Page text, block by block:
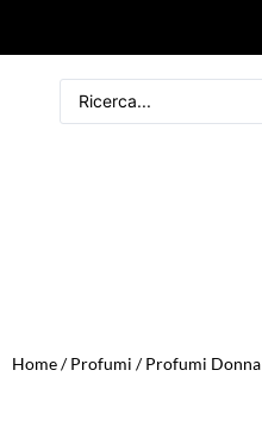
Home/Profumi /Profumi Donna